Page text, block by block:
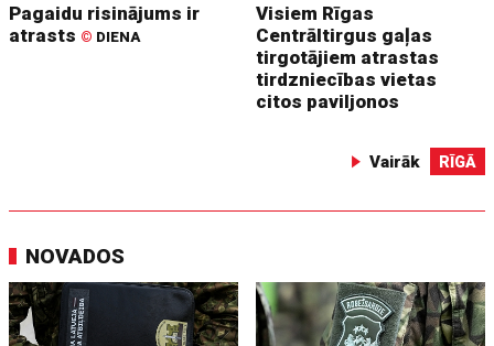
Pagaidu risinājums ir
atrasts © DIENA
Visiem Rīgas
Centrāltirgus gaļas
tirgotājiem atrastas
tirdzniecības vietas
citos paviljonos
Vairāk RĪGĀ
NOVADOS